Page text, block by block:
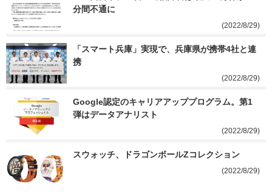
分間不通に
(2022/8/29)
「スマート兵庫」実現で、兵庫県が携帯4社と連
携
(2022/8/29)
Google認定のキャリアアッププログラム。第1
弾はデータアナリスト
(2022/8/29)
スウォッチ、ドラゴンボールZコレクション
(2022/8/29)